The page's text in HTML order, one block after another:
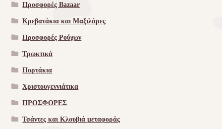
Προσφορές Bazaar
Κρεβατάκια και Μαξιλάρες
Προσφορές Ρούχων
Τρωκτικά
Πορτάκια
Χριστουγεννιάτικα
ΠΡΟΣΦΟΡΕΣ
Τσάντες και Κλουβιά μεταφοράς